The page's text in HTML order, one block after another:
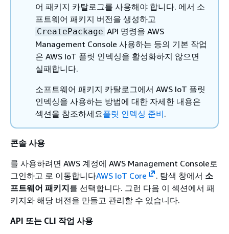
어 패키지 카탈로그를 사용해야 합니다. 에서 소
프트웨어 패키지 버전을 생성하고
CreatePackage API 명령을 AWS
Management Console 사용하는 등의 기본 작업
은 AWS IoT 플릿 인덱싱을 활성화하지 않으면
실패합니다.
소프트웨어 패키지 카탈로그에서 AWS IoT 플릿
인덱싱을 사용하는 방법에 대한 자세한 내용은
섹션을 참조하세요플릿 인덱싱 준비.
콘솔 사용
를 사용하려면 AWS 계정에 AWS Management Console로
그인하고 로 이동합니다AWS IoT Core . 탐색 창에서 소
프트웨어 패키지를 선택합니다. 그런 다음 이 섹션에서 패
키지와 해당 버전을 만들고 관리할 수 있습니다.
API 또는 CLI 작업 사용